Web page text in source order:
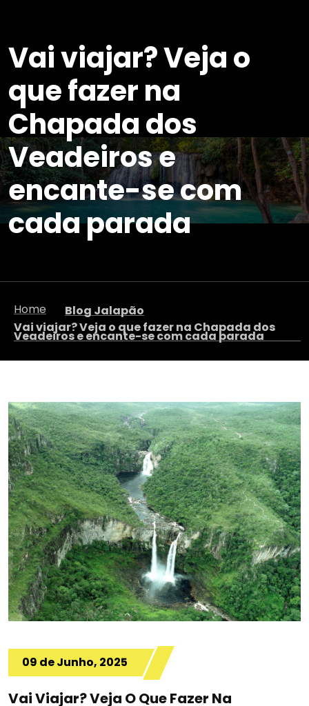
Vai viajar? Veja o
que fazer na
Chapada dos
Veadeiros e
encante-se com
cada parada
Home
Blog Jalapão
Vai viajar? Veja o que fazer na Chapada dos
Veadeiros e encante-se com cada parada
09 de Junho, 2025
Vai Viajar? Veja O Que Fazer Na